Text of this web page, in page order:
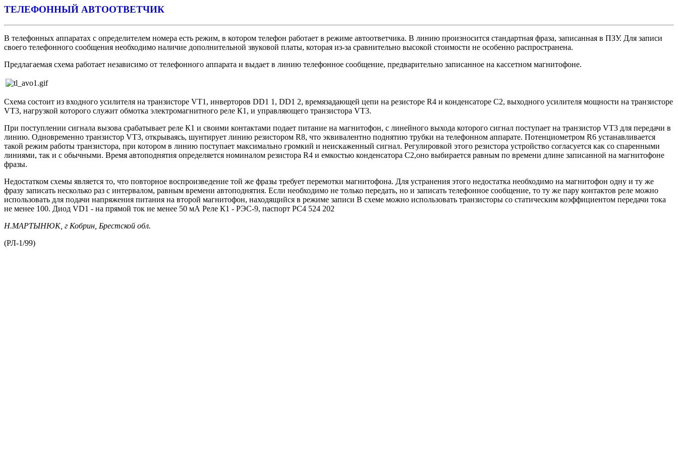
ТЕЛЕФОННЫЙ АВТООТВЕТЧИК
В телефонных аппаратах с определителем номера есть режим, в котором телефон работает в режиме автоответчика. В линию произносится стандартная фраза, записанная в ПЗУ. Для записи
своего телефонного сообщения необходимо наличие дополнительной звуковой платы, которая из-за сравнительно высокой стоимости не особенно распространена.
Предлагаемая схема работает независимо от телефонного аппарата и выдает в линию телефонное сообщение, предварительно записанное на кассетном магнитофоне.
Схема состоит из входного усилителя на транзисторе VT1, инверторов DD1 1, DD1 2, времязадающей цепи на резисторе R4 и конденсаторе С2, выходного усилителя мощности на транзисторе
VT3, нагрузкой которого служит обмотка электромагнитного реле К1, и управляющего транзистора VT3.
При поступлении сигнала вызова срабатывает реле К1 и своими контактами подает питание на магнитофон, с линейного выхода которого сигнал поступает на транзистор VT3 для передачи в
линию. Одновременно транзистор VT3, открываясь, шунтирует линию резистором R8, что эквивалентно поднятию трубки на телефонном аппарате. Потенциометром R6 устанавливается
такой режим работы транзистора, при котором в линию поступает максимально громкий и неискаженный сигнал. Регулировкой этого резистора устройство согласуется как со спаренными
линиями, так и с обычными. Время автоподнятия определяется номиналом резистора R4 и емкостью конденсатора С2,оно выбирается равным по времени длине записанной на магнитофоне
фразы.
Недостатком схемы является то, что повторное воспроизведение той же фразы требует перемотки магнитофона. Для устранения этого недостатка необходимо на магнитофон одну и ту же
фразу записать несколько раз с интервалом, равным времени автоподнятия. Если необходимо не только передать, но и записать телефонное сообщение, то ту же пару контактов реле можно
использовать для подачи напряжения питания на второй магнитофон, находящийся в режиме записи В схеме можно использовать транзисторы со статическим коэффициентом передачи тока
не менее 100. Диод VD1 - на прямой ток не менее 50 мА Реле К1 - РЭС-9, паспорт РС4 524 202
Н.МАРТЫНЮК, г Кобрин, Брестской обл.
(РЛ-1/99)